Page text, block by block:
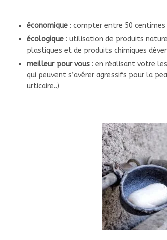
économique : compter entre 50
écologique : utilisation de produits
plastiques et de produits chimiques
meilleur pour vous : en réalisant votre
qui peuvent s’avérer agressifs pour la
urticaire..)